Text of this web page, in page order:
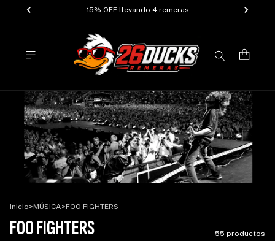
15% OFF llevando 4 remeras
Inicio>MÚSICA>FOO FIGHTERS
FOO FIGHTERS 55 productos